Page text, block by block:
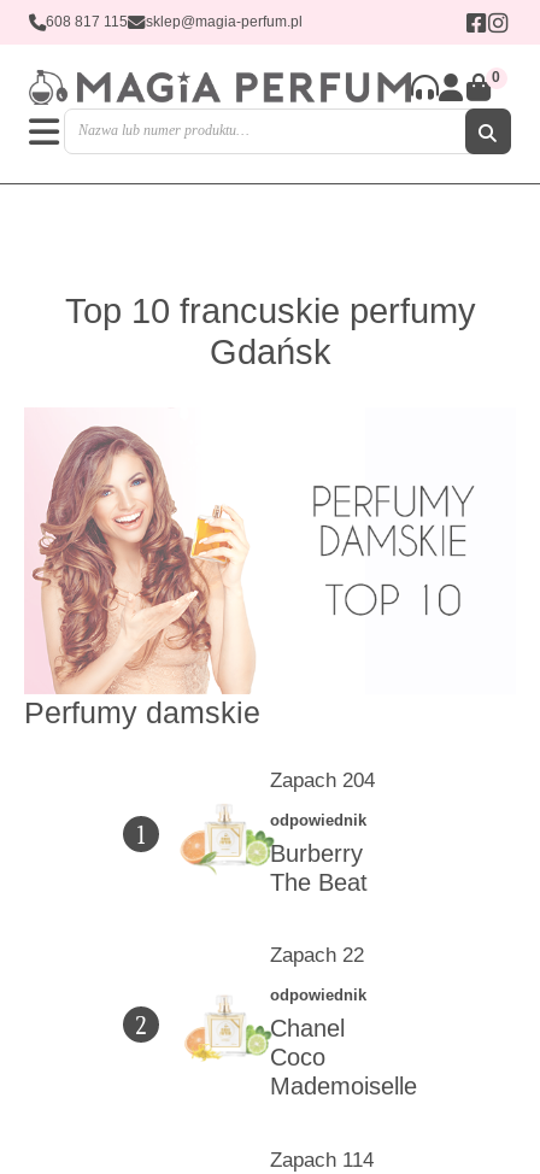
608 817 115 sklep@magia-perfum.pl
0
Top 10 francuskie perfumy
Gdańsk
Perfumy damskie
1
Zapach 204
odpowiednik
Burberry
The Beat
2
Zapach 22
odpowiednik
Chanel
Coco
Mademoiselle
Zapach 114